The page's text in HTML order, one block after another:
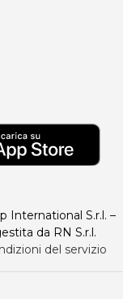
International S.r.l. –
da RN S.r.l.
del servizio